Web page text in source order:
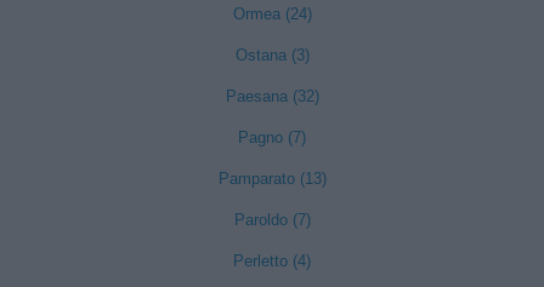
Ormea (24)
Ostana (3)
Paesana (32)
Pagno (7)
Pamparato (13)
Paroldo (7)
Perletto (4)